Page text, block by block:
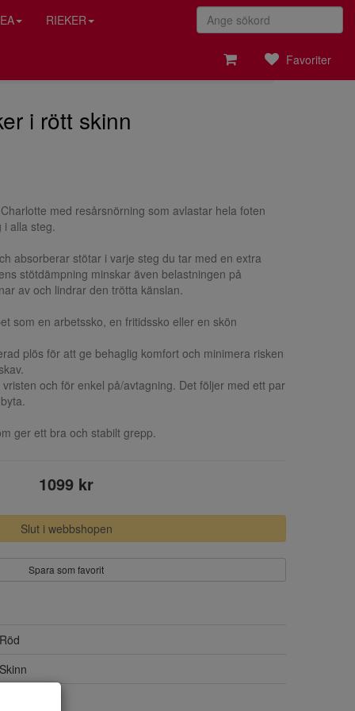
RIEKER
Favoriter
i rött skinn
med resårsnörning som avlastar hela foten
i alla steg.
absorberar stötar i varje steg du tar med en extra
stötdämpning minskar även belastningen på
av och lindrar den trötta känslan.
som en arbetssko, en fritidssko eller en skön
plös för att ge behaglig komfort och minimera risken
och för enkel på/avtagning. Det följer med ett par
ger ett bra och stabilt grepp.
1099 kr
Slut i webbshopen
Spara som favorit
Röd
Skinn